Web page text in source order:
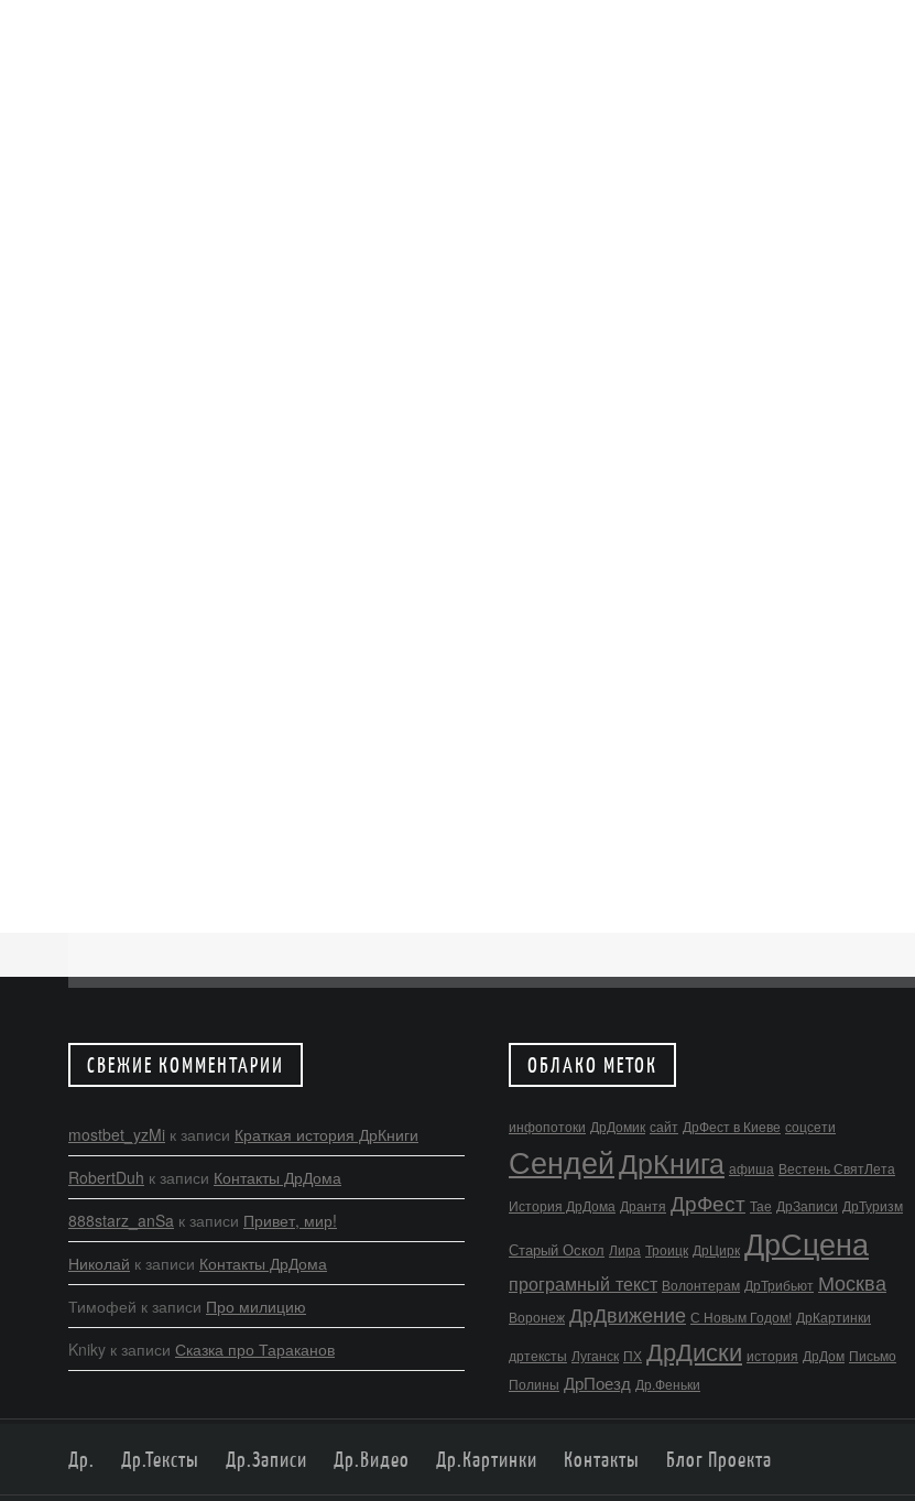
СВЕЖИЕ КОММЕНТАРИИ
mostbet_yzMi к записи Краткая история ДрКниги
RobertDuh к записи Контакты ДрДома
888starz_anSa к записи Привет, мир!
Николай к записи Контакты ДрДома
Тимофей к записи Про милицию
Kniky к записи Сказка про Тараканов
ОБЛАКО МЕТОК
инфопотоки ДрДомик сайт ДрФест в Киеве соцсети
СендейДрКнига афиша Вестень СвятЛета
История ДрДома Дрантя ДрФест Тае ДрЗаписи ДрТуризм
Старый Оскол Лира Троицк ДрЦирк ДрСцена
програмный текст Волонтерам ДрТрибьют Москва
Воронеж ДрДвижение С Новым Годом! ДрКартинки
дртексты Луганск ПХ ДрДиски история ДрДом Письмо
Полины ДрПоезд Др.Феньки
Др. Др.Тексты Др.Записи Др.Видео Др.Картинки Контакты Блог Проекта